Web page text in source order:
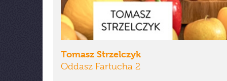
Tomasz Strzelczyk
Oddasz Fartucha 2